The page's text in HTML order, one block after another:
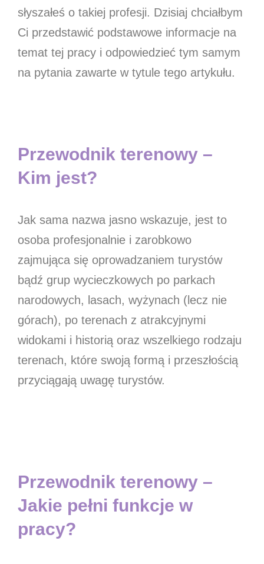
słyszałeś o takiej profesji. Dzisiaj chciałbym
Ci przedstawić podstawowe informacje na
temat tej pracy i odpowiedzieć tym samym
na pytania zawarte w tytule tego artykułu.
Przewodnik terenowy –
Kim jest?
Jak sama nazwa jasno wskazuje, jest to
osoba profesjonalnie i zarobkowo
zajmująca się oprowadzaniem turystów
bądź grup wycieczkowych po parkach
narodowych, lasach, wyżynach (lecz nie
górach), po terenach z atrakcyjnymi
widokami i historią oraz wszelkiego rodzaju
terenach, które swoją formą i przeszłością
przyciągają uwagę turystów.
Przewodnik terenowy –
Jakie pełni funkcje w
pracy?